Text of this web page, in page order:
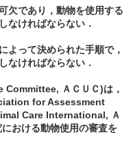
欠であり，動物を使用する
なければならない．
よって決められた手順で，
なければならない．
ＡＣＵＣ)は，
for Assessment
Care International, Ａ
おける動物使用の審査を